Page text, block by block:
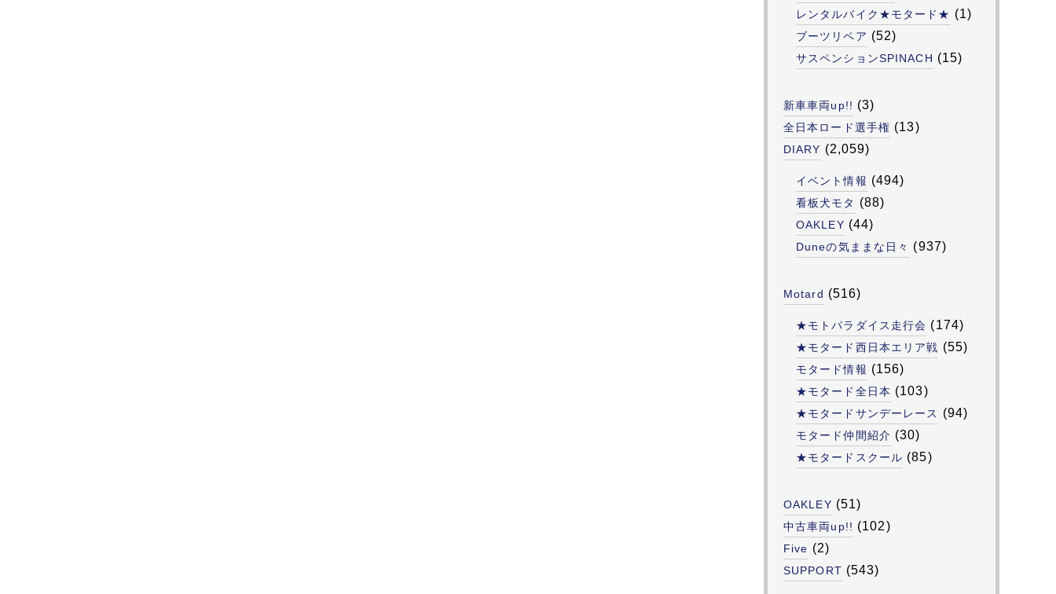
レンタルバイク★モタード★ (1)
ブーツリペア (52)
サスペンションSPINACH (15)
新車車両up!! (3)
全日本ロード選手権 (13)
DIARY (2,059)
イベント情報 (494)
看板犬モタ (88)
OAKLEY (44)
Duneの気ままな日々 (937)
Motard (516)
★モトパラダイス走行会 (174)
★モタード西日本エリア戦 (55)
モタード情報 (156)
★モタード全日本 (103)
★モタードサンデーレース (94)
モタード仲間紹介 (30)
★モタードスクール (85)
OAKLEY (51)
中古車両up!! (102)
Five (2)
SUPPORT (543)